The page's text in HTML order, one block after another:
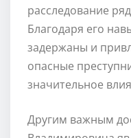
расследование
Благодаря его
задержаны и
опасные
значительное
Другим важным